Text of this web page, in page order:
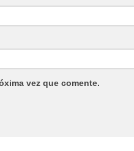
vez que comente.